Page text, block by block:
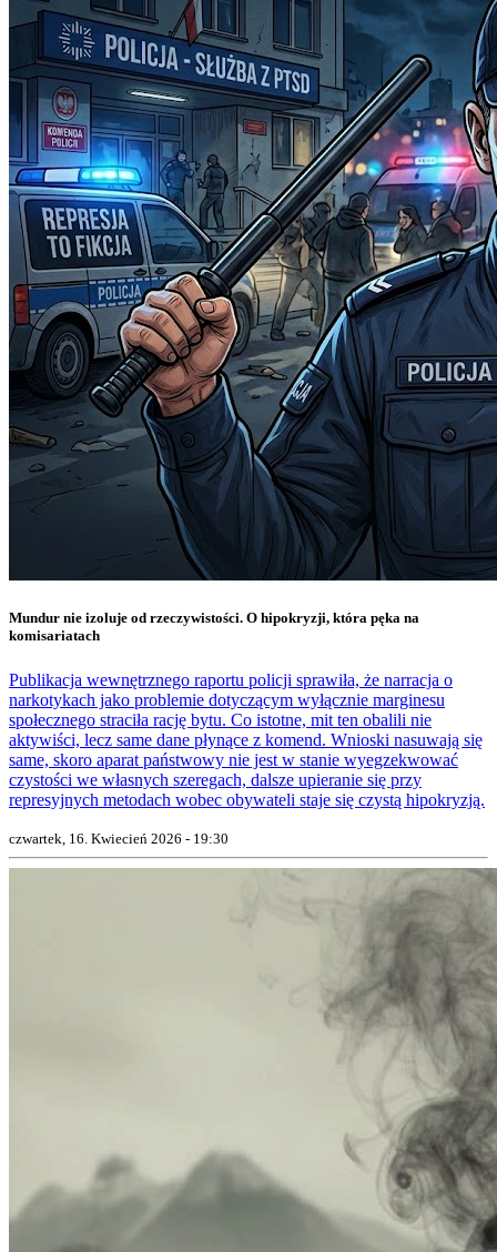
Mundur nie izoluje od rzeczywistości. O hipokryzji, która pęka na
komisariatach
Publikacja wewnętrznego raportu policji sprawiła, że narracja o
narkotykach jako problemie dotyczącym wyłącznie marginesu
społecznego straciła rację bytu. Co istotne, mit ten obalili nie
aktywiści, lecz same dane płynące z komend. Wnioski nasuwają się
same, skoro aparat państwowy nie jest w stanie wyegzekwować
czystości we własnych szeregach, dalsze upieranie się przy
represyjnych metodach wobec obywateli staje się czystą hipokryzją.
czwartek, 16. Kwiecień 2026 - 19:30